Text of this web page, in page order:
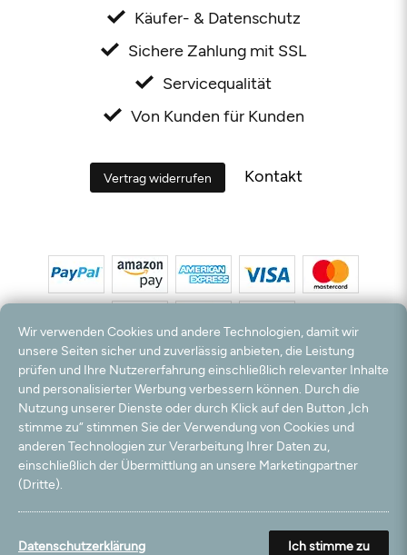
Käufer- & Datenschutz
Sichere Zahlung mit SSL
Servicequalität
Von Kunden für Kunden
Vertrag widerrufen Kontakt
*Alle Preise inkl. MwSt. und zzgl. Versandkosten. **Kostenloser Versand und Rückversand
nur innerhalb Deutschlands und Österreichs.
Hinweis:Wir nutzen Ihre E-Mail Adresse für werbliche Zwecke, die jederzeit widerrufen
werden können. Ihre Daten werden nicht an Dritte weitergegeben.
© 2003 - 2026 Teppichversand24 GmbH / Alle Rechte vorbehalten. powered by
createyourtemplate
Wir verwenden Cookies und andere Technologien, damit wir
unsere Seiten sicher und zuverlässig anbieten, die Leistung
prüfen und Ihre Nutzererfahrung einschließlich relevanter Inhalte
und personalisierter Werbung verbessern können. Durch die
Nutzung unserer Dienste oder durch Klick auf den Button „Ich
stimme zu“ stimmen Sie der Verwendung von Cookies und
anderen Technologien zur Verarbeitung Ihrer Daten zu,
einschließlich der Übermittlung an unsere Marketingpartner
(Dritte).
Datenschutzerklärung Ich stimme zu